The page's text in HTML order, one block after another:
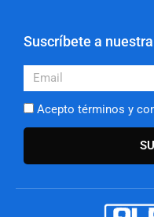
Suscríbete a
Email
Acepto términos y